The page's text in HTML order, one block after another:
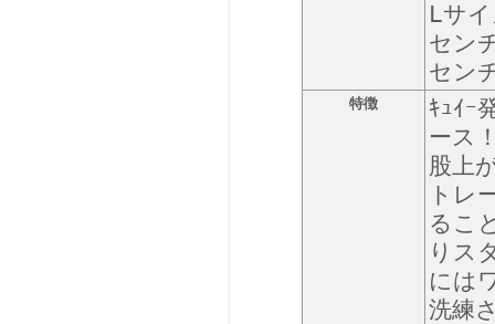
Lサ
セン
セン
特徴
ｷｭｲｰ
ース
股上
トレ
るこ
りス
には
洗練